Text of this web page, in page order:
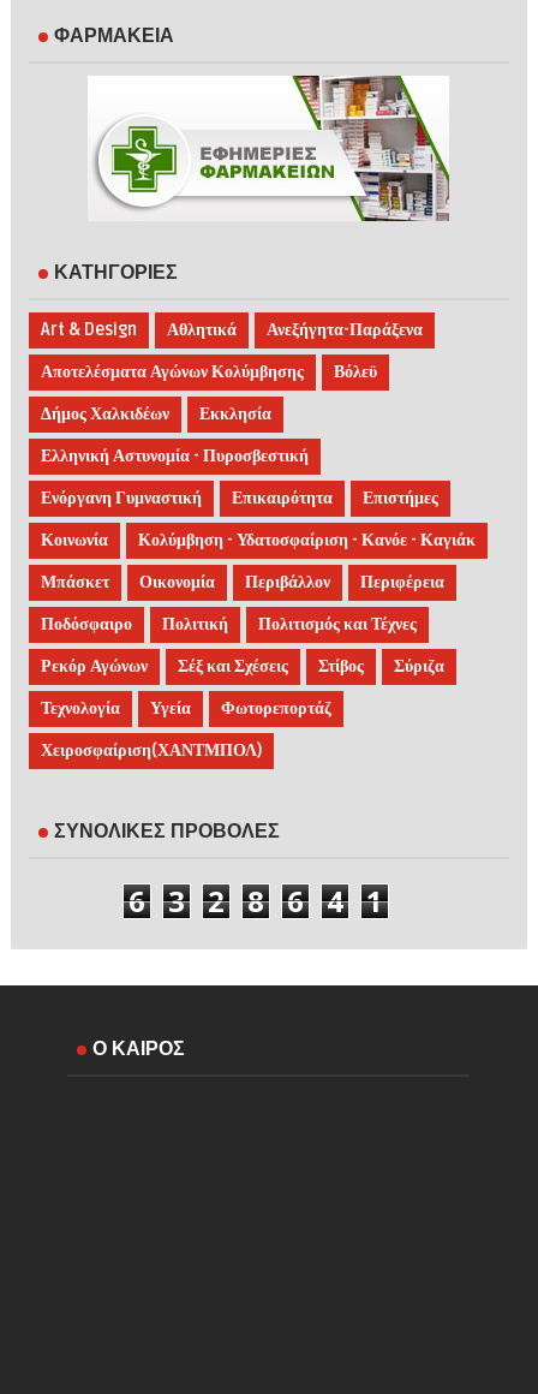
ΦΑΡΜΑΚΕΙΑ
ΚΑΤΗΓΟΡΙΕΣ
Art & Design Αθλητικά Ανεξήγητα-Παράξενα
Αποτελέσματα Αγώνων Κολύμβησης Βόλεϋ
Δήμος Χαλκιδέων Εκκλησία
Ελληνική Αστυνομία - Πυροσβεστική
Ενόργανη Γυμναστική Επικαιρότητα Επιστήμες
Κοινωνία Κολύμβηση - Υδατοσφαίριση - Κανόε - Καγιάκ
Μπάσκετ Οικονομία Περιβάλλον Περιφέρεια
Ποδόσφαιρο Πολιτική Πολιτισμός και Τέχνες
Ρεκόρ Αγώνων Σέξ και Σχέσεις Στίβος Σύριζα
Τεχνολογία Υγεία Φωτορεπορτάζ
Χειροσφαίριση(ΧΑΝΤΜΠΟΛ)
ΣΥΝΟΛΙΚΕΣ ΠΡΟΒΟΛΕΣ
6 3 2 8 6 4 1
Ο ΚΑΙΡΟΣ